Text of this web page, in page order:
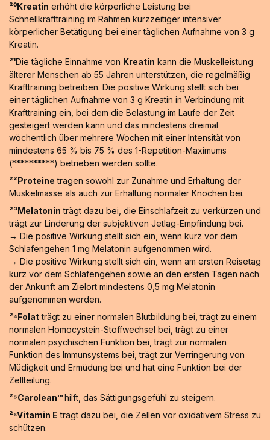
²⁰Kreatin erhöht die körperliche Leistung bei
Schnellkrafttraining im Rahmen kurzzeitiger intensiver
körperlicher Betätigung bei einer täglichen Aufnahme von 3 g
Kreatin.
²¹Die tägliche Einnahme von Kreatin kann die Muskelleistung
älterer Menschen ab 55 Jahren unterstützen, die regelmäßig
Krafttraining betreiben. Die positive Wirkung stellt sich bei
einer täglichen Aufnahme von 3 g Kreatin in Verbindung mit
Krafttraining ein, bei dem die Belastung im Laufe der Zeit
gesteigert werden kann und das mindestens dreimal
wöchentlich über mehrere Wochen mit einer Intensität von
mindestens 65 % bis 75 % des 1-Repetition-Maximums
(**********) betrieben werden sollte.
²²Proteine tragen sowohl zur Zunahme und Erhaltung der
Muskelmasse als auch zur Erhaltung normaler Knochen bei.
²³Melatonin trägt dazu bei, die Einschlafzeit zu verkürzen und
trägt zur Linderung der subjektiven Jetlag-Empfindung bei.
→ Die positive Wirkung stellt sich ein, wenn kurz vor dem
Schlafengehen 1 mg Melatonin aufgenommen wird.
→ Die positive Wirkung stellt sich ein, wenn am ersten Reisetag
kurz vor dem Schlafengehen sowie an den ersten Tagen nach
der Ankunft am Zielort mindestens 0,5 mg Melatonin
aufgenommen werden.
²⁴Folatträgt zu einer normalen Blutbildung bei, trägt zu einem
normalen Homocystein-Stoffwechsel bei, trägt zu einer
normalen psychischen Funktion bei, trägt zur normalen
Funktion des Immunsystems bei, trägt zur Verringerung von
Müdigkeit und Ermüdung bei und hat eine Funktion bei der
Zellteilung.
²⁵Carolean™️hilft, das Sättigungsgefühl zu steigern.
²⁶Vitamin E trägt dazu bei, die Zellen vor oxidativem Stress zu
schützen.